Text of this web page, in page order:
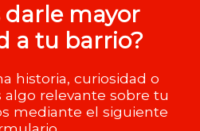
darle mayor
a tu barrio?
historia, curiosidad o
relevante sobre tu
mediante el siguiente